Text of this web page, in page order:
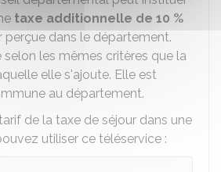
taxe additionnelle de 10 %
perçue dans le département.
selon les mêmes critères que la
elle s'ajoute. Elle est
au département.
de la taxe de séjour dans une
utiliser ce téléservice :